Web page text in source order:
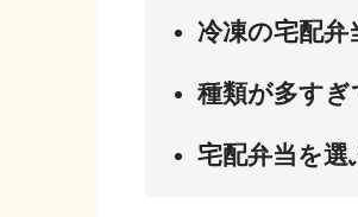
冷凍の宅配
種類が多す
宅配弁当を